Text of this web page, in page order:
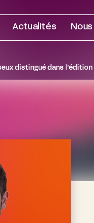
Actualités
distingué dans l’édition